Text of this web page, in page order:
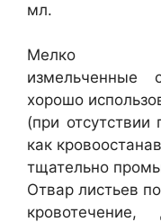
мл.
Мелко
измельченные
хорошо
(при отсутствии
как
тщательно
Отвар листьев